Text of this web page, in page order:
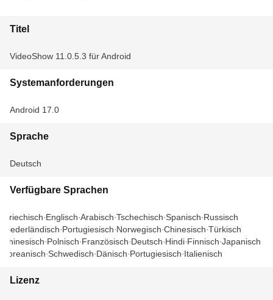
Titel
VideoShow 11.0.5.3 für Android
Systemanforderungen
Android 17.0
Sprache
Deutsch
Verfügbare Sprachen
Griechisch Englisch Arabisch Tschechisch Spanisch Russisch
Niederländisch Portugiesisch Norwegisch Chinesisch Türkisch
Chinesisch Polnisch Französisch Deutsch Hindi Finnisch Japanisch
Koreanisch Schwedisch Dänisch Portugiesisch Italienisch
Lizenz